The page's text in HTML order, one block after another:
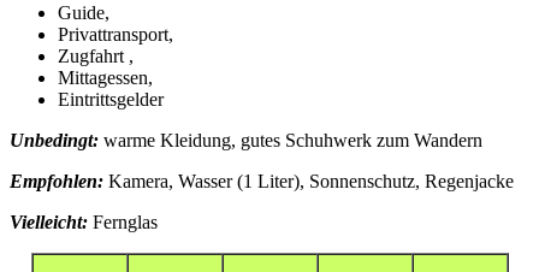
Guide,
Privattransport,
Zugfahrt ,
Mittagessen,
Eintrittsgelder
Unbedingt: warme Kleidung, gutes Schuhwerk zum Wandern
Empfohlen: Kamera, Wasser (1 Liter), Sonnenschutz, Regenjacke
Vielleicht: Fernglas